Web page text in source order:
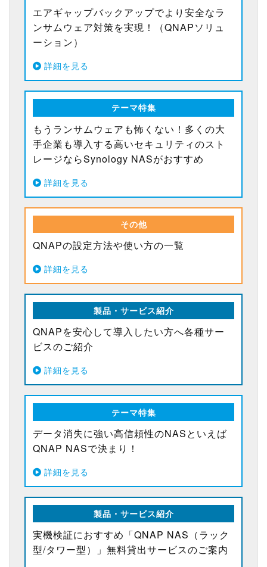
エアギャップバックアップでより安全なラ
ンサムウェア対策を実現！（QNAPソリュ
ーション）
詳細を見る
テーマ特集
もうランサムウェアも怖くない！多くの大
手企業も導入する高いセキュリティのスト
レージならSynology NASがおすすめ
詳細を見る
その他
QNAPの設定方法や使い方の一覧
詳細を見る
製品・サービス紹介
QNAPを安心して導入したい方へ各種サー
ビスのご紹介
詳細を見る
テーマ特集
データ消失に強い高信頼性のNASといえば
QNAP NASで決まり！
詳細を見る
製品・サービス紹介
実機検証におすすめ「QNAP NAS（ラック
型/タワー型）」無料貸出サービスのご案内